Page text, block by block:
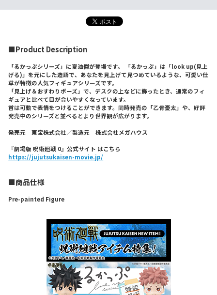
■Product Description
「るかっぷシリーズ」に夏油傑が登場です。 「るかっぷ」は「look up(見上
げる)」を元にした造語で、あなたを見上げて見つめているような、可愛い仕
草が特徴の人気フィギュアシリーズです。
「見上げ＆おすわりポーズ」で、デスクの上などに飾ったとき、通常のフィ
ギュアと比べて目が合いやすくなっています。
首は可動で表情をつけることができます。同時発売の「乙骨憂太」や、好評
発売中のシリーズと並べるとより世界観が広がります。
発売元 東宝株式会社／製造元 株式会社メガハウス
『劇場版 呪術廻戦 0』公式サイト はこちら
https://jujutsukaisen-movie.jp/
■商品仕様
Pre-painted Figure